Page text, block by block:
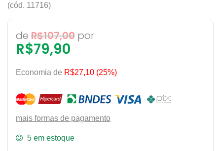
(cód. 11716)
de R$107,00 por
R$79,90
Economia de R$27,10 (25%)
mais formas de pagamento
5 em estoque